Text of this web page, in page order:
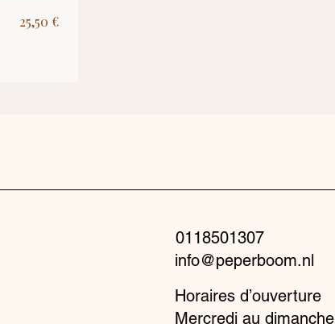
25,50 €
0118501307
info@peperboom.nl
Horaires d’ouverture
Mercredi au dimanche